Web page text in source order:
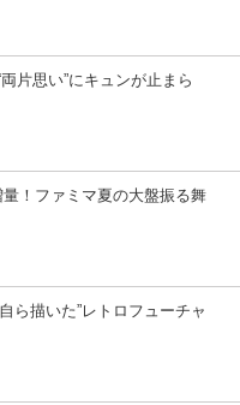
片思い”にキュンが止まら
！ファミマ夏の大盤振る舞
ら描いた”レトロフューチャ